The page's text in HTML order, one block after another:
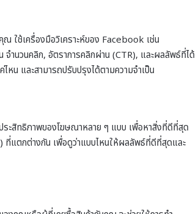
ใช้เครื่องมือวิเคราะห์ของ Facebook เช่น
นวนคลิก, อัตราการคลิกผ่าน (CTR), และผลลัพธ์ที่ได้
หน และสามารถปรับปรุงได้ตามความจำเป็น
ะสิทธิภาพของโฆษณาหลาย ๆ แบบ เพื่อหาสิ่งที่ดีที่สุด
ที่แตกต่างกัน เพื่อดูว่าแบบไหนให้ผลลัพธ์ที่ดีที่สุดและ